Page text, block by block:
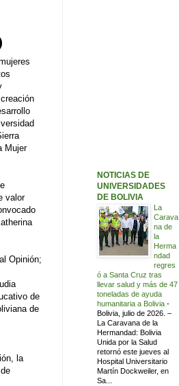
Mujer
valor
Opinión;
de
de
la
NOTICIAS DE
UNIVERSIDADES
DE BOLIVIA
La
Carava
na de
la
Herma
ndad
regres
ó a Santa Cruz tras
llevar salud y más de 47
toneladas de ayuda
humanitaria a Bolivia -
Bolivia, julio de 2026. –
La Caravana de la
Hermandad: Bolivia
Unida por la Salud
retornó este jueves al
Hospital Universitario
Martín Dockweiler, en
Sa...